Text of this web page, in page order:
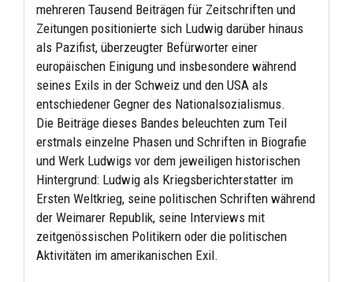
mehreren Tausend Beiträgen für Zeitschriften und
Zeitungen positionierte sich Ludwig darüber hinaus
als Pazifist, überzeugter Befürworter einer
europäischen Einigung und insbesondere während
seines Exils in der Schweiz und den USA als
entschiedener Gegner des Nationalsozialismus.
Die Beiträge dieses Bandes beleuchten zum Teil
erstmals einzelne Phasen und Schriften in Biografie
und Werk Ludwigs vor dem jeweiligen historischen
Hintergrund: Ludwig als Kriegsberichterstatter im
Ersten Weltkrieg, seine politischen Schriften während
der Weimarer Republik, seine Interviews mit
zeitgenössischen Politikern oder die politischen
Aktivitäten im amerikanischen Exil.